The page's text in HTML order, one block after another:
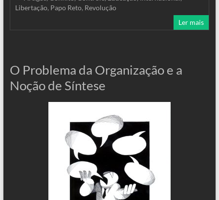
Libertação, Papo Reto, Revolução
Ler mais
O Problema da Organização e a
Noção de Síntese